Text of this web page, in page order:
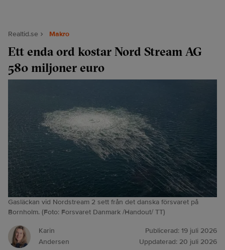
Realtid.se Makro
Ett enda ord kostar Nord Stream AG
580 miljoner euro
Gasläckan vid Nordstream 2 sett från det danska försvaret på
Bornholm. (Foto: Forsvaret Danmark /Handout/ TT)
Karin
Andersen
Publicerad: 19 juli 2026
Uppdaterad: 20 juli 2026